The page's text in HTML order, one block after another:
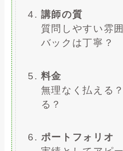
講師の質
質問しやすい雰
バックは丁寧？
料金
無理なく払える
る？
ポートフォリオ